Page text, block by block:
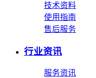
技术资料
使用指南
售后服务
行业资讯
服务资讯